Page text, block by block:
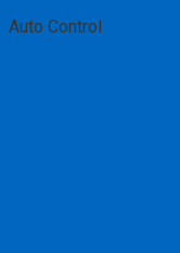
Auto Control